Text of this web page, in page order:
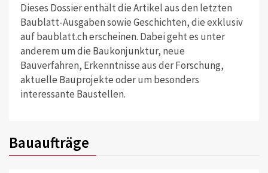
Dieses Dossier enthält die Artikel aus den letzten
Baublatt-Ausgaben sowie Geschichten, die exklusiv
auf baublatt.ch erscheinen. Dabei geht es unter
anderem um die Baukonjunktur, neue
Bauverfahren, Erkenntnisse aus der Forschung,
aktuelle Bauprojekte oder um besonders
interessante Baustellen.
Bauaufträge